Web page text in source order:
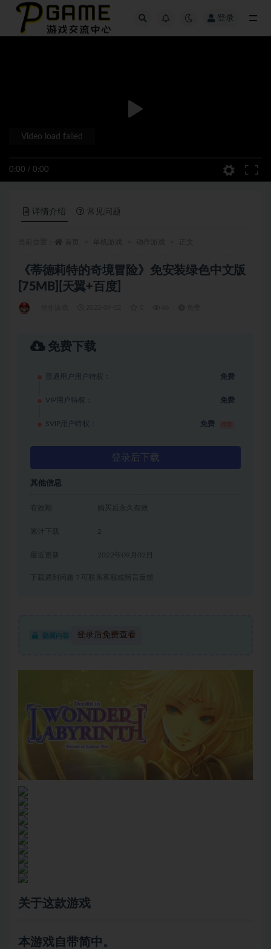
登录
0:00 / 0:00
Video load failed
详情介绍 常见问题
《蒂德莉特的奇境冒险》免安装绿色中文版
[75MB][天翼+百度]
免费下载
普通用户用户特权： 免费
VIP用户特权： 免费
SVIP用户特权： 免费
登录后下载
其他信息
有效期 购买后永久有效
累计下载 2
2022年09月02日
下载遇到问题？可联系客服或留言反馈
隐藏内容 登录后免费查看
关于这款游戏
本游戏自带简中。
全部